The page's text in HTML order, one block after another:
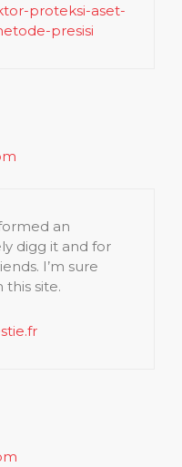
proteksi-aset-
presisi
an
digg it and for
I’m sure
site.